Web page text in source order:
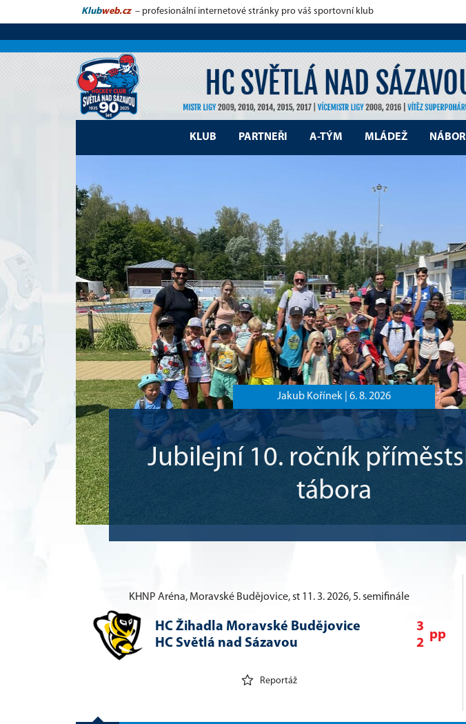
Klubweb.cz – profesionální internetové stránky pro váš sportovní klub
KLUB PARTNEŘI A-TÝM MLÁDEŽ NÁBOR
Jakub Kořínek |6. 8. 2026
Jubilejní 10. ročník
tábora
KHNP Aréna, Moravské Budějovice, st 11. 3. 2026, 5. semifinále
HC Žihadla Moravské Budějovice
HC Světlá nad Sázavou
3
2
pp
Reportáž